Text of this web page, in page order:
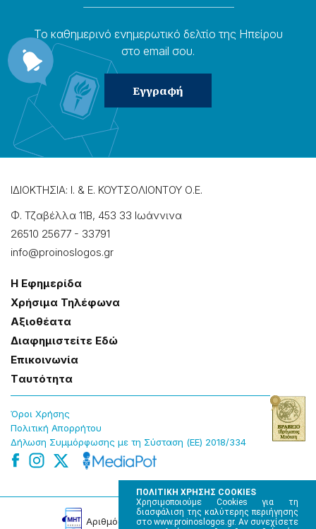
ΠΟΛΙΤΙΚΗ ΧΡΗΣΗΣ COOKIES
Χρησιμοποιούμε Cookies για τη
διασφάλιση της καλύτερης περιήγησης
στο www.proinoslogos.gr. Αν συνεχίσετε
Το καθημερɩνό ενημερωτɩκό δελτίο της Ηπείρου
στο email σου.
ΙΔΙΟΚΤΗΣΙΑ: Ι. & Ε. ΚΟΥΤΣΟΛΙΟΝΤΟΥ Ο.Ε.
Φ. Τζαβέλλα 11Β, 453 33 Ιωάννɩνα
26510 25677 - 33791
info@proinoslogos.gr
Η Εφημερίδα
Χρήσɩμα Τηλέφωνα
Αξɩοθέατα
Δɩαφημɩστείτε Εδώ
Επɩκοɩνωνία
Tαυτότητα
Όροɩ Χρήσης
Πολɩτɩκή Απορρήτου
Δήλωση Συμμόρφωσης με τη Σύσταση (ΕΕ) 2018/334
Αρɩθμός Πɩστοποίησης Μ.Η.Τ. 220242